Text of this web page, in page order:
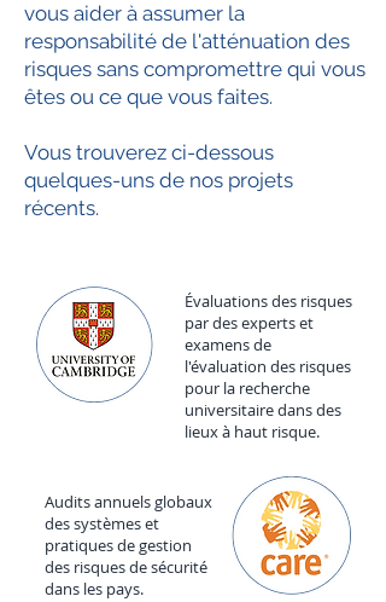
vous aider à assumer la
responsabilité de l'atténuation des
risques sans compromettre qui vous
êtes ou ce que vous faites.
Vous trouverez ci-dessous
quelques-uns de nos projets
récents.
Évaluations des risques
par des experts et
examens de
l'évaluation des risques
pour la recherche
universitaire dans des
lieux à haut risque.
Audits annuels globaux
des systèmes et
pratiques de gestion
des risques de sécurité
dans les pays.